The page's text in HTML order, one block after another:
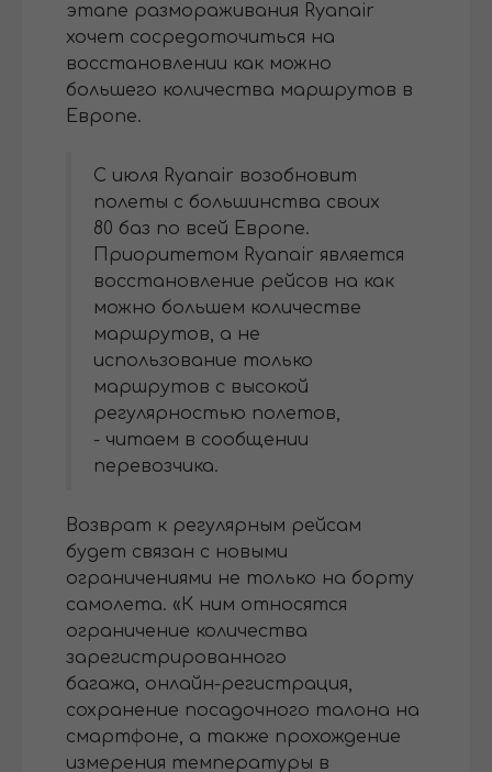
этапе размораживания Ryanair
хочет сосредоточиться на
восстановлении как можно
большего количества маршрутов в
Европе.
С июля Ryanair возобновит
полеты с большинства своих
80 баз по всей Европе.
Приоритетом Ryanair является
восстановление рейсов на как
можно большем количестве
маршрутов, а не
использование только
маршрутов с высокой
регулярностью полетов,
- читаем в сообщении
перевозчика.
Возврат к регулярным рейсам
будет связан с новыми
ограничениями не только на борту
самолета. «К ним относятся
ограничение количества
зарегистрированного
багажа, онлайн-регистрация,
сохранение посадочного талона на
смартфоне, а также прохождение
измерения температуры в